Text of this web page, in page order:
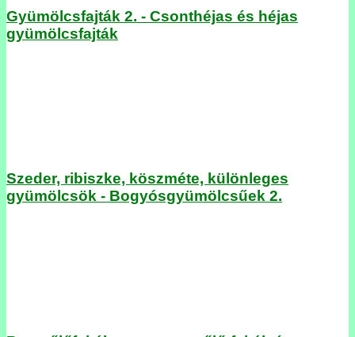
Gyümölcsfajták 2. - Csonthéjas és héjas
gyümölcsfajták
Szeder, ribiszke, köszméte, különleges
gyümölcsök - Bogyósgyümölcsűek 2.